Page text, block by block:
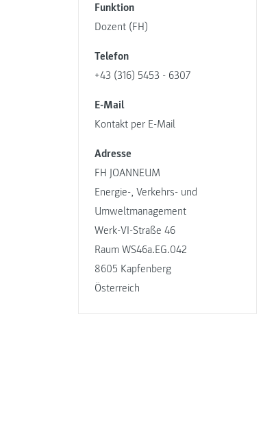
Funktion
Dozent (FH)
Telefon
+43 (316) 5453 - 6307
E-Mail
Kontakt per E-Mail
Adresse
FH JOANNEUM
Energie-, Verkehrs- und
Umweltmanagement
Werk-VI-Straße 46
Raum WS46a.EG.042
8605 Kapfenberg
Österreich